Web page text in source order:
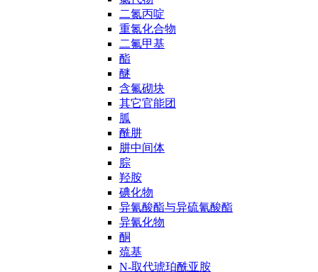
二氮丙啶
重氮化合物
二氟甲基
酯
醚
含氟砌块
其它官能团
胍
酰肼
肼中间体
腙
羟胺
碘化物
异氰酸酯与异硫氰酸酯
异氰化物
酮
巯基
N-取代琥珀酰亚胺